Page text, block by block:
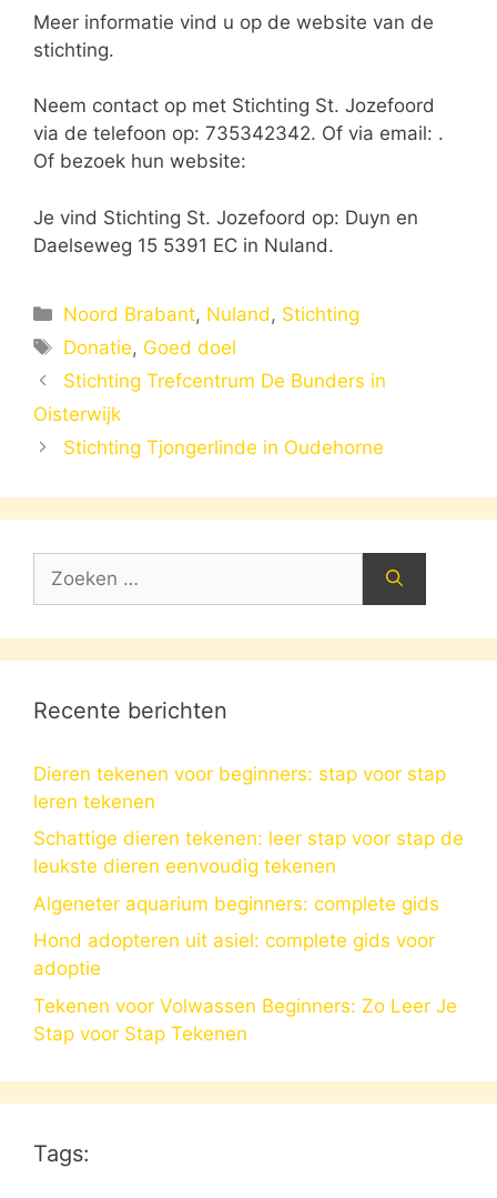
Meer informatie vind u op de website van de
stichting.
Neem contact op met Stichting St. Jozefoord
via de telefoon op: 735342342. Of via email: .
Of bezoek hun website:
Je vind Stichting St. Jozefoord op: Duyn en
Daelseweg 15 5391 EC in Nuland.
Categorieën
Noord Brabant, Nuland , Stichting
Tags
Donatie, Goed doel
Stichting Trefcentrum De Bunders in
Oisterwijk
Stichting Tjongerlinde in Oudehorne
naar:
Recente berichten
Dieren tekenen voor beginners: stap voor stap
leren tekenen
Schattige dieren tekenen: leer stap voor stap de
leukste dieren eenvoudig tekenen
Algeneter aquarium beginners: complete gids
Hond adopteren uit asiel: complete gids voor
adoptie
Tekenen voor Volwassen Beginners: Zo Leer Je
Stap voor Stap Tekenen
Tags: